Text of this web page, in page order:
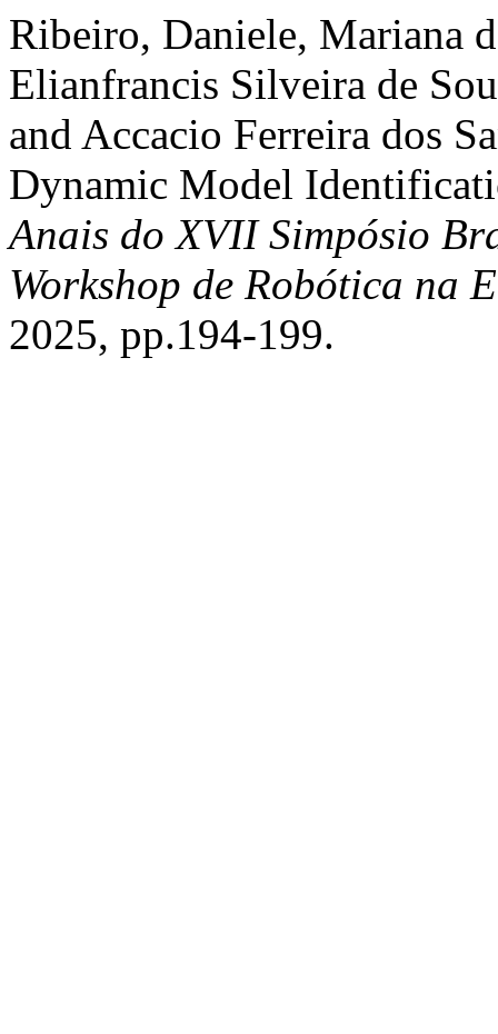
Ribeiro, Daniele, Mariana
Elianfrancis Silveira de
and Accacio Ferreira dos
Dynamic Model
Anais do XVII Simpósio
Workshop de Robótica na
2025, pp.194-199.